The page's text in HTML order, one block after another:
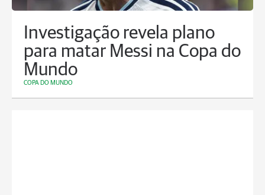
Investigação revela plano
para matar Messi na Copa do
Mundo
COPA DO MUNDO